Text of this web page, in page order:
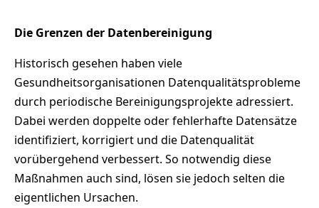
Die Grenzen der Datenbereinigung
Historisch gesehen haben viele
Gesundheitsorganisationen Datenqualitätsprobleme
durch periodische Bereinigungsprojekte adressiert.
Dabei werden doppelte oder fehlerhafte Datensätze
identifiziert, korrigiert und die Datenqualität
vorübergehend verbessert. So notwendig diese
Maßnahmen auch sind, lösen sie jedoch selten die
eigentlichen Ursachen.